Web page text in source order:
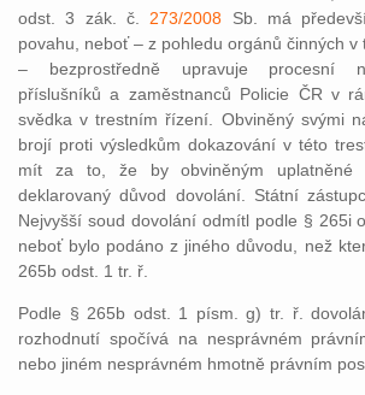
odst. 3 zák. č. 273/2008 Sb. má
povahu, neboť – z pohledu orgánů činných
– bezprostředně upravuje procesní
příslušníků a zaměstnanců Policie ČR v
svědka v trestním řízení. Obviněný svými
brojí proti výsledkům dokazování v této
mít za to, že by obviněným uplatněné
deklarovaný důvod dovolání. Státní
Nejvyšší soud dovolání odmítl podle § 265i
neboť bylo podáno z jiného důvodu, než
265b odst. 1 tr. ř.
Podle § 265b odst. 1 písm. g) tr. ř.
rozhodnutí spočívá na nesprávném
nebo jiném nesprávném hmotně právním